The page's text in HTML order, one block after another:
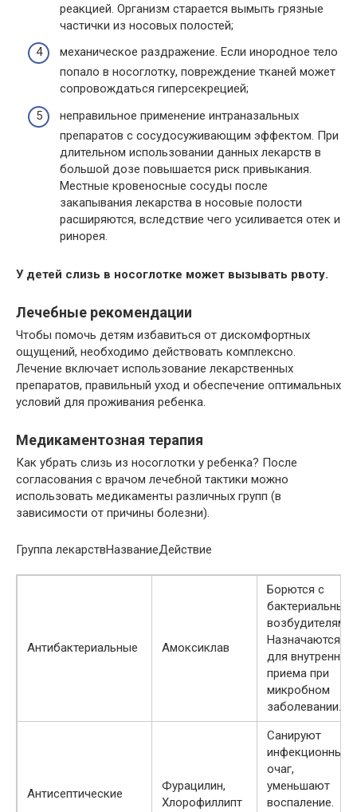
реакцией. Организм старается вымыть грязные
частички из носовых полостей;
механическое раздражение. Если инородное тело
попало в носоглотку, повреждение тканей может
сопровождаться гиперсекрецией;
неправильное применение интраназальных
препаратов с сосудосуживающим эффектом. При
длительном использовании данных лекарств в
большой дозе повышается риск привыкания.
Местные кровеносные сосуды после
закапывания лекарства в носовые полости
расширяются, вследствие чего усиливается отек и
ринорея.
У детей слизь в носоглотке может вызывать рвоту.
Лечебные рекомендации
Чтобы помочь детям избавиться от дискомфортных
ощущений, необходимо действовать комплексно.
Лечение включает использование лекарственных
препаратов, правильный уход и обеспечение оптимальных
условий для проживания ребенка.
Медикаментозная терапия
Как убрать слизь из носоглотки у ребенка? После
согласования с врачом лечебной тактики можно
использовать медикаменты различных групп (в
зависимости от причины болезни).
Группа лекарствНазваниеДействие
Антибактериальные Амоксиклав
Борются с
возбудителями.
Назначаются
для
приема при
микробном
заболевании.
Антисептические
Фурацилин,
Хлорофиллипт
Санируют
инфекционный
очаг,
уменьшают
воспаление.